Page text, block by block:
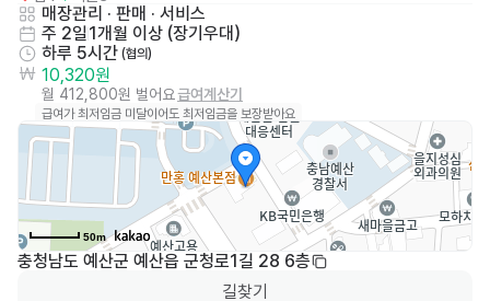
매장관리 · 판매 · 서비스
주 2일1개월 이상 (장기우대)
하루 5시간 (협의)
10,320원
월 412,800원 벌어요급여계산기
급여가 최저임금 미달이어도 최저임금을 보장받아요
50m
충청남도 예산군 예산읍 군청로1길 28 6층
길찾기